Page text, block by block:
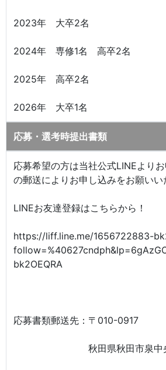
2023年 大卒2名
2024年 専修1名 高卒2名
2025年 高卒2名
2026年 大卒1名
応募・選考時提出書類
応募希望の方は当社公式LINEより
の郵送によりお申し込みをお願いい
LINEお友達登録はこちらから！
https://liff.line.me/1656722883-
bk2OEQRA
応募書類郵送先：〒010-0917
秋田県秋田市泉中央二